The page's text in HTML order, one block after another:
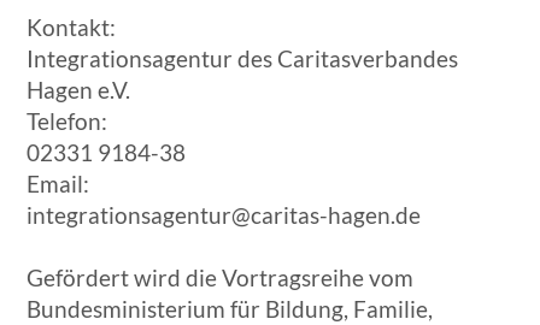
Kontakt:
Integrationsagentur des Caritasverbandes
Hagen e.V.
Telefon:
02331 9184-38
Email:
integrationsagentur@caritas-hagen.de
Gefördert wird die Vortragsreihe vom
Bundesministerium für Bildung, Familie,